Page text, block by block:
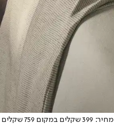
כיסוי למיטה זוגית דו צדדי עם פסים. מחיר: 399 שקלים במקום 759 שקלים